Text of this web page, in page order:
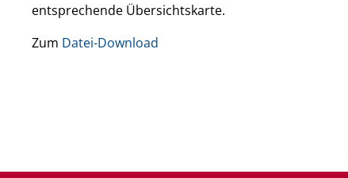
entsprechende Übersichtskarte.
Zum Datei-Download